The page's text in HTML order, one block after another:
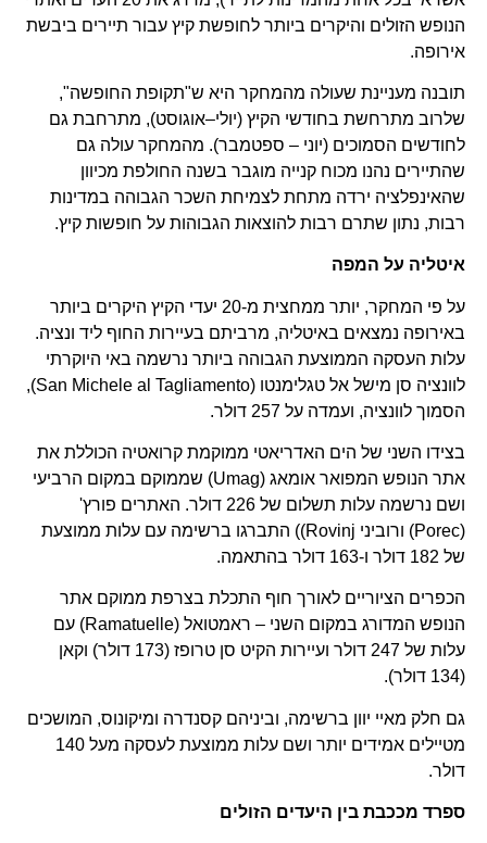
הנופש הזולים והיקרים ביותר לחופשת קיץ עבור תיירים ביבשת
אירופה.
תובנה מעניינת שעולה מהמחקר היא ש"תקופת החופשה",
שלרוב מתרחשת בחודשי הקיץ (יולי–אוגוסט), מתרחבת גם
לחודשים הסמוכים (יוני – ספטמבר). מהמחקר עולה גם
שהתיירים נהנו מכוח קנייה מוגבר בשנה החולפת מכיוון
שהאינפלציה ירדה מתחת לצמיחת השכר הגבוהה במדינות
רבות, נתון שתרם רבות להוצאות הגבוהות על חופשות קיץ.
איטליה על המפה
על פי המחקר, יותר ממחצית מ-20 יעדי הקיץ היקרים ביותר
באירופה נמצאים באיטליה, מרביתם בעיירות החוף ליד ונציה.
עלות העסקה הממוצעת הגבוהה ביותר נרשמה באי היוקרתי
לוונציה סן מישל אל טגלימנטו (San Michele al Tagliamento),
הסמוך לוונציה, ועמדה על 257 דולר.
בצידו השני של הים האדריאטי ממוקמת קרואטיה הכוללת את
אתר הנופש המפואר אומאג (Umag) שממוקם במקום הרביעי
ושם נרשמה עלות תשלום של 226 דולר. האתרים פורץ'
(Porec) ורוביני Rovinj)) התברגו ברשימה עם עלות ממוצעת
של 182 דולר ו-163 דולר בהתאמה.
הכפרים הציוריים לאורך חוף התכלת בצרפת ממוקם אתר
הנופש המדורג במקום השני – ראמטואל (Ramatuelle) עם
עלות של 247 דולר ועיירות הקיט סן טרופז (173 דולר) וקאן
גם חלק מאיי יוון ברשימה, וביניהם קסנדרה ומיקונוס, המושכים
מטיילים אמידים יותר ושם עלות ממוצעת לעסקה מעל 140
דולר.
ספרד מככבת בין היעדים הזולים